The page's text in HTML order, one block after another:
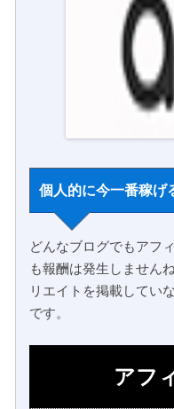
個人的に今一番稼げ
どんなブログでもアフ
も報酬は発生しません
リエイトを掲載してい
です。
アフ